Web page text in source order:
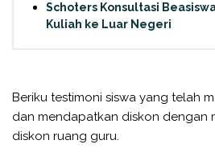
Schoters Konsultasi
Kuliah ke Luar Negeri
Beriku testimoni siswa yang telah
dan mendapatkan diskon dengan
diskon ruang guru.